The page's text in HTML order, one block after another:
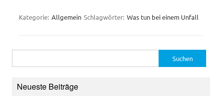
Kategorie: Allgemein Schlagwörter: Was tun bei einem Unfall
nach:
Neueste Beiträge